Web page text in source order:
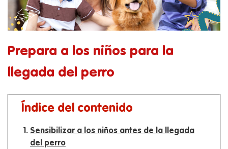
Prepara a los niños para la
llegada del perro
Índice del contenido
Sensibilizar a los niños antes de la llegada
del perro